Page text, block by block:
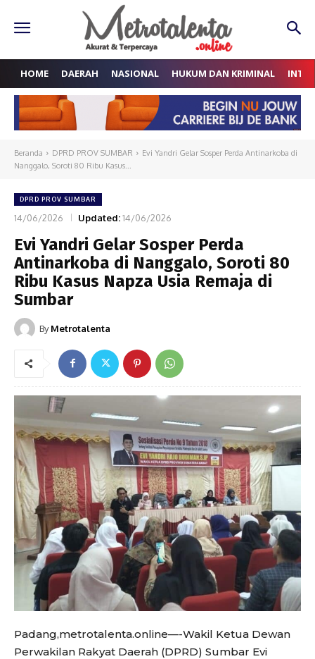
HOME DAERAH NASIONAL HUKUM DAN KRIMINAL
Beranda DPRD PROV SUMBAR
Evi Yandri Gelar Sosper Perda Antinarkoba di
Nanggalo, Soroti 80 Ribu Kasus...
DPRD PROV SUMBAR
14/06/2026 Updated:14/06/2026
Evi Yandri Gelar Sosper Perda
Antinarkoba di Nanggalo, Soroti 80
Ribu Kasus Napza Usia Remaja di
Sumbar
By Metrotalenta
Padang,metrotalenta.online—-Wakil Ketua Dewan
Perwakilan Rakyat Daerah (DPRD) Sumbar Evi